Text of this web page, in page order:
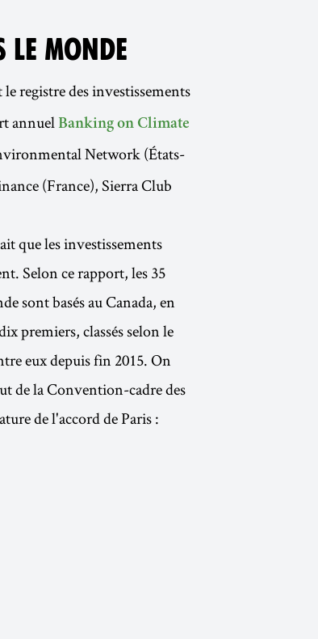
LE MONDE
registre des investissements
annuel Banking on Climate
Network (États-
(France), Sierra Club
que les investissements
Selon ce rapport, les 35
sont basés au Canada, en
premiers, classés selon le
eux depuis fin 2015. On
de la Convention-cadre des
de l'accord de Paris :